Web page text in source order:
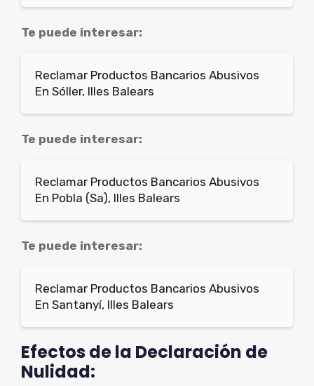
Te puede interesar:
Reclamar Productos Bancarios Abusivos
En Sóller, Illes Balears
Te puede interesar:
Reclamar Productos Bancarios Abusivos
En Pobla (Sa), Illes Balears
Te puede interesar:
Reclamar Productos Bancarios Abusivos
En Santanyí, Illes Balears
Efectos de la Declaración de
Nulidad: